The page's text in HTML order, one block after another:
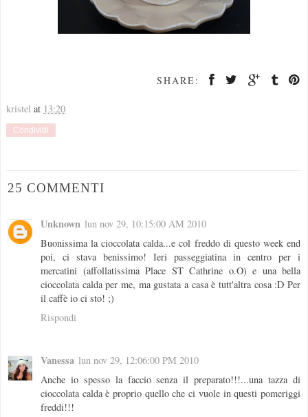
SHARE:
kristel at 13:20
Condividi
25 COMMENTI
Unknown lun nov 29, 10:15:00 AM 2010
Buonissima la cioccolata calda...e col freddo di questo week end
poi, ci stava benissimo! Ieri passeggiatina in centro per i
mercatini (affollatissima Place ST Cathrine o.O) e una bella
cioccolata calda per me, ma gustata a casa è tutt'altra cosa :D Per
il caffè io ci sto! ;)
Rispondi
Vanessa lun nov 29, 12:06:00 PM 2010
Anche io spesso la faccio senza il preparato!!!...una tazza di
cioccolata calda è proprio quello che ci vuole in questi pomeriggi
freddi!!!